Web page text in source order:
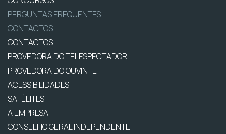
PERGUNTAS FREQUENTES
CONTACTOS
CONTACTOS
PROVEDORA DO TELESPECTADOR
PROVEDORA DO OUVINTE
ACESSIBILIDADES
SATÉLITES
A EMPRESA
CONSELHO GERAL INDEPENDENTE